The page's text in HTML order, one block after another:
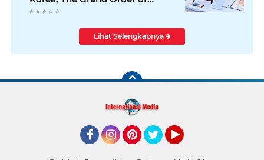
Mugunghwa
Lihat Selengkapnya